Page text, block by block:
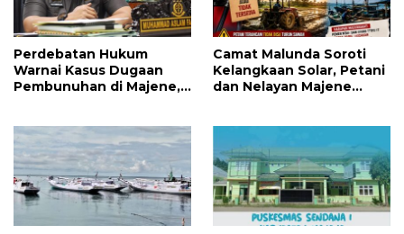
Perdebatan Hukum
Warnai Kasus Dugaan
Pembunuhan di Majene,
Camat Malunda Soroti
Kelangkaan Solar, Petani
dan Nelayan Majene